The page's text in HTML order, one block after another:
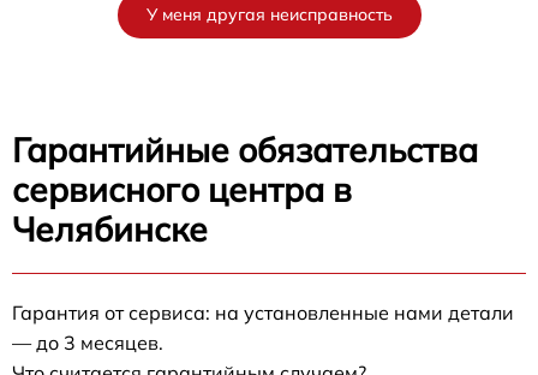
У меня другая неисправность
Гарантийные обязательства
сервисного центра в
Челябинске
Гарантия от сервиса: на установленные нами детали
— до 3 месяцев.